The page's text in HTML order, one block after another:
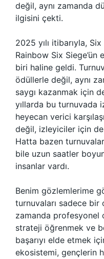
değil, aynı zamanda
ilgisini çekti.
2025 yılı itibarıyla,
Rainbow Six
biri haline geldi.
ödüllerle değil, aynı
saygı kazanmak için
yıllarda bu turnuvada
heyecan verici
değil, izleyiciler için
Hatta bazen
bile uzun saatler
insanlar vardı.
Benim gözlemlerime
turnuvaları sadece bir
zamanda profesyonel
strateji öğrenmek ve
başarıyı elde etmek
ekosistemi, gençlerin